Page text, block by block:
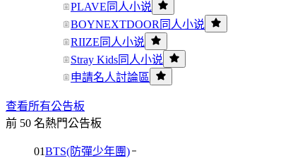
PLAVE同人小说
BOYNEXTDOOR同人小说
RIIZE同人小说
Stray Kids同人小说
申請名人討論區
查看所有公告板
前 50 名熱門公告板
01BTS(防彈少年團)